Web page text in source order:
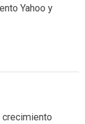
Yahoo y
crecimiento